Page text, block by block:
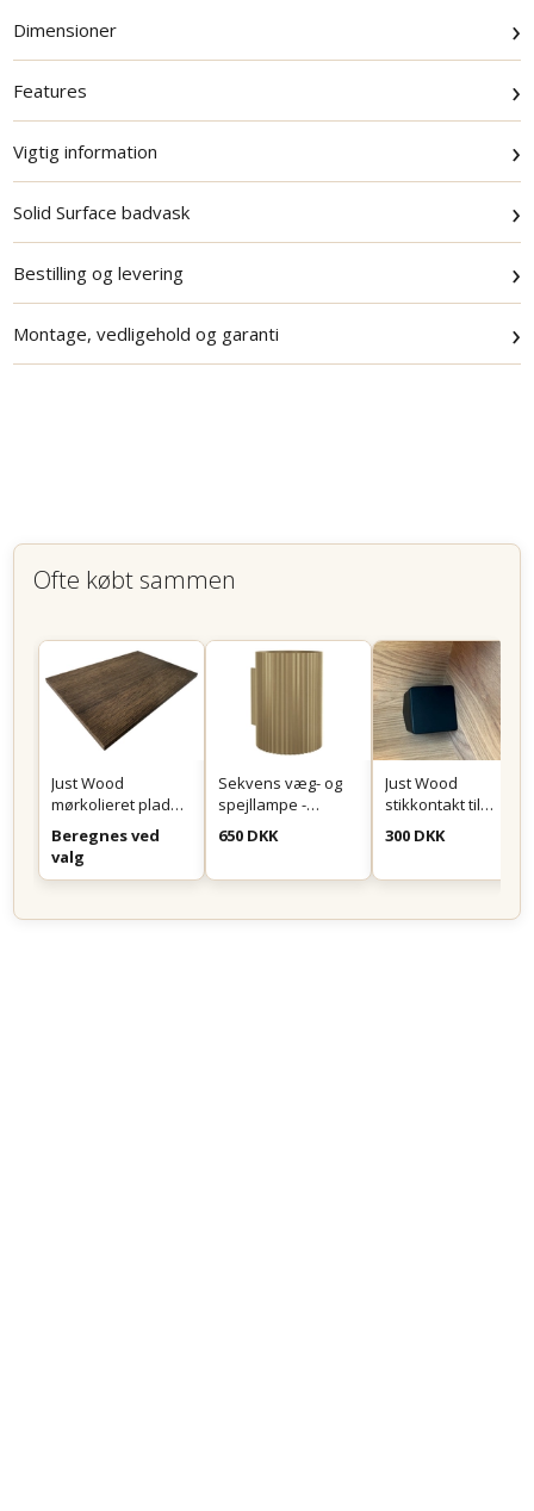
Dimensioner ›
Features ›
Vigtig information ›
Solid Surface badvask ›
Bestilling og levering ›
Montage, vedligehold og garanti ›
Ofte købt sammen
Just Wood
mørkolieret plade
på mål
Beregnes ved
valg
Sekvens væg- og
spejllampe -
Messing
650 DKK
Just Wood
stikkontakt til
montering i skuffe
eller skab - Sort
300 DKK